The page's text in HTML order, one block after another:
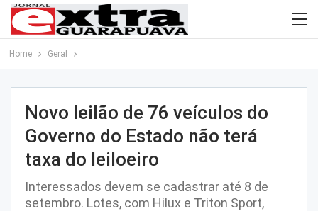
Home Geral
Novo leilão de 76 veículos do
Governo do Estado não terá
taxa do leiloeiro
Interessados devem se cadastrar até 8 de
setembro. Lotes, com Hilux e Triton Sport,